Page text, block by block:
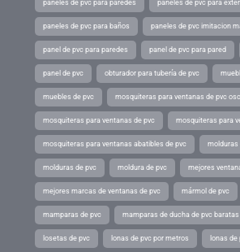
paneles de pvc para paredes paneles de pvc para
paneles de pvc para baños paneles de pvc imitacion
panel de pvc para paredes panel de pvc para pared
panel de pvc obturador para tubería de pvc
muebles de pvc mosquiteras para ventanas de pvc
mosquiteras para ventanas de pvc mosquiteras para
mosquiteras para ventanas abatibles de pvc molduras
molduras de pvc moldura de pvc mejores
mejores marcas de ventanas de pvc mármol de pvc
mamparas de pvc mamparas de ducha de pvc baratas
losetas de pvc lonas de pvc por metros lonas de